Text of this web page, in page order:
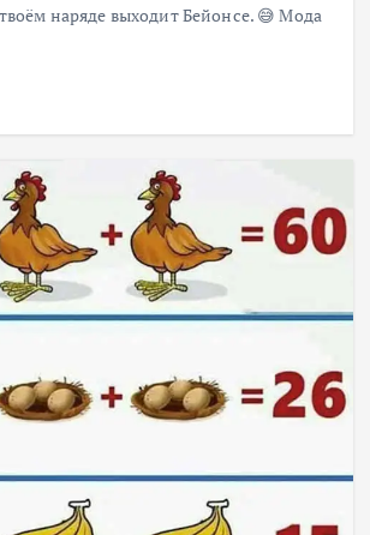
наряде выходит Бейонсе. 😅 Мода